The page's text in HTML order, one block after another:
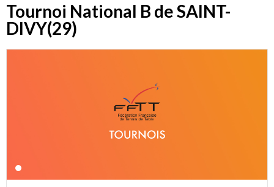
Tournoi National B de SAINT-
DIVY(29)